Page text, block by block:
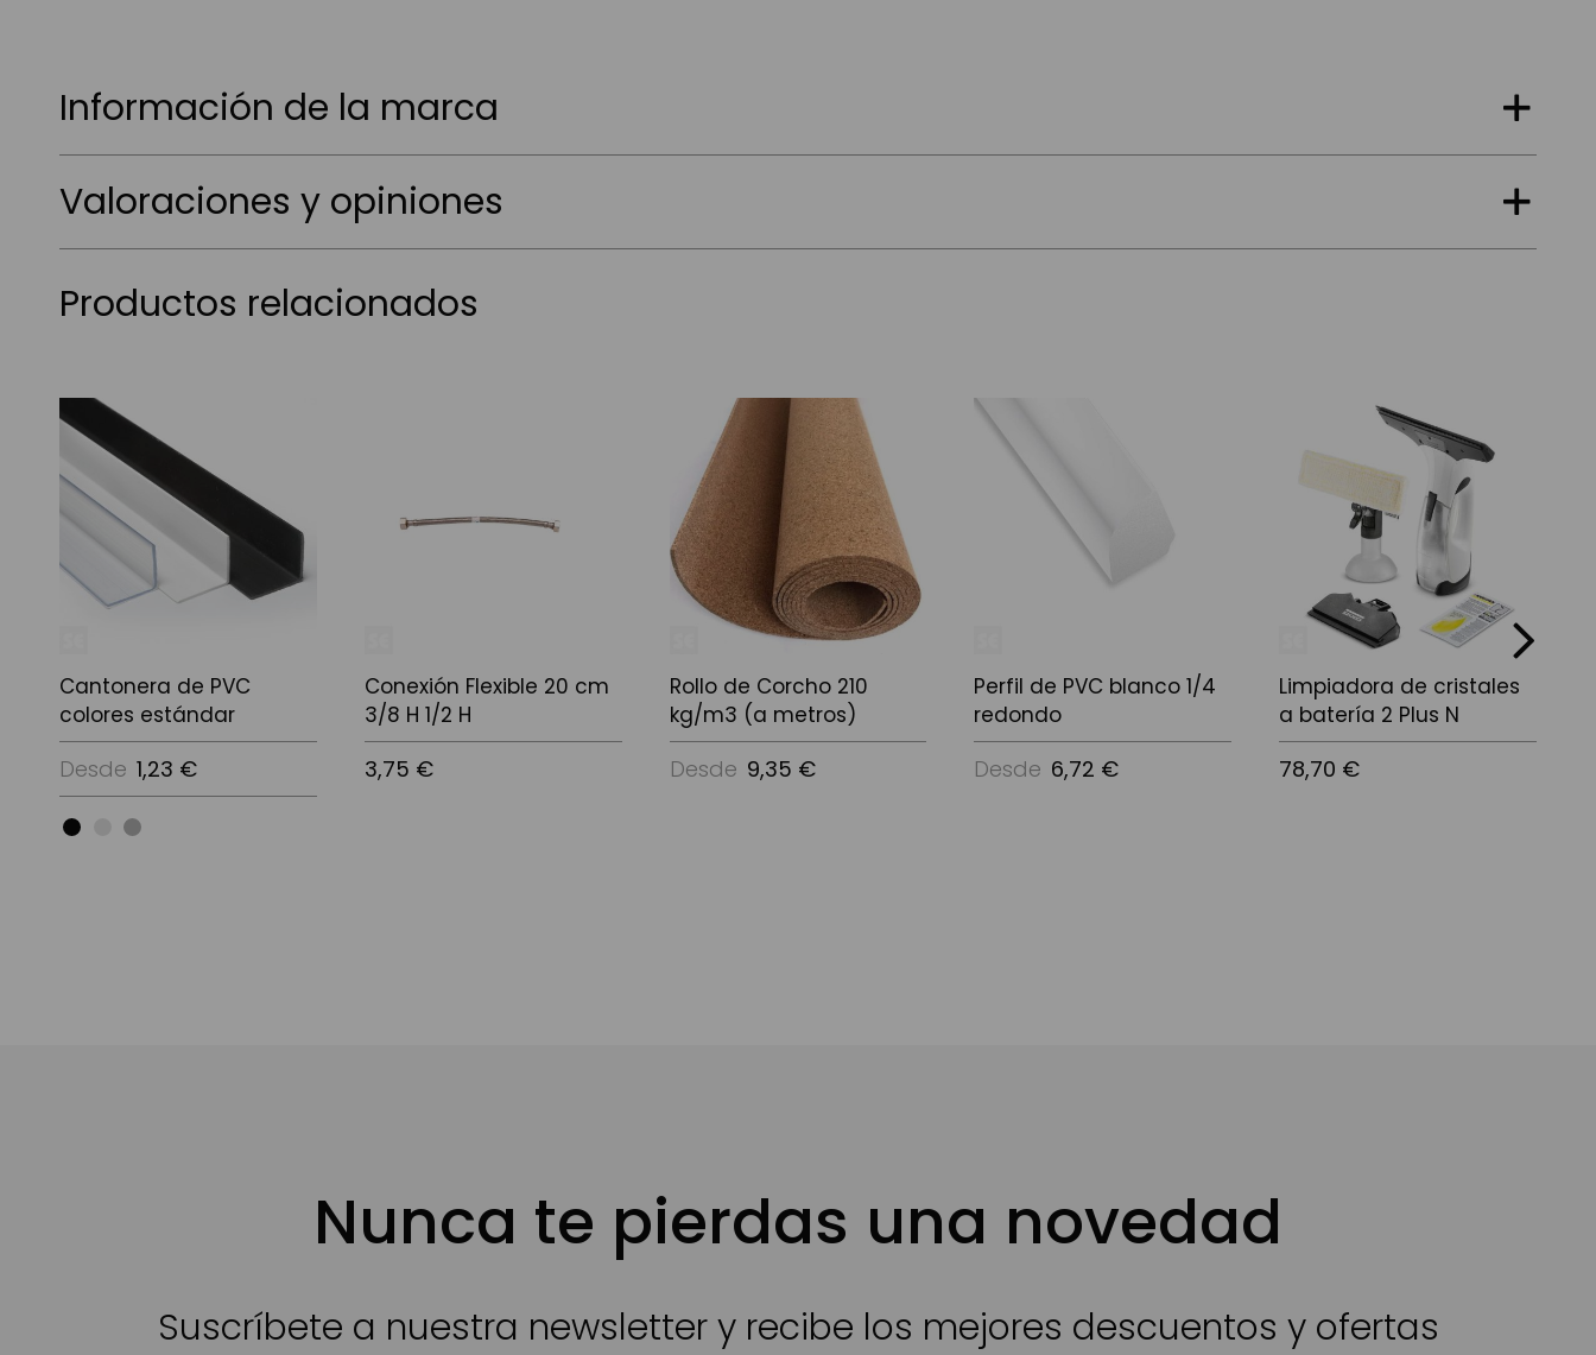
Información de la marca
Valoraciones y opiniones
Productos relacionados
Cantonera de PVC
colores estándar
Desde 1,23 €
Conexión Flexible 20 cm
3/8 H 1/2 H
3,75 €
Rollo de Corcho 210
kg/m3 (a metros)
Desde 9,35 €
Perfil de PVC blanco 1/4
redondo
Desde 6,72 €
Limpiadora de cristales
a batería 2 Plus N
78,70 €
next
Nunca te pierdas una novedad
Suscríbete a nuestra newsletter y recibe los mejores descuentos y ofertas